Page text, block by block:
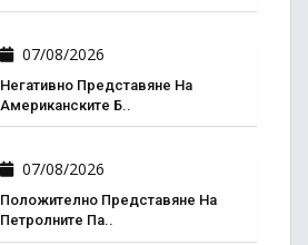
07/08/2026
Негативно Представяне На
Американските Б..
07/08/2026
Положително Представяне На
Петролните Па..